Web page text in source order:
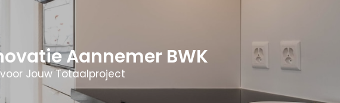
Aannemer BWK
Jouw Totaalproject